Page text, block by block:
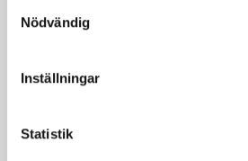
Nödvändig
Inställningar
Statistik
Bäst i test:
Vi kan stolt konstatera att vår
200 norrlänningar fick deltog vid
produkt vann testet.